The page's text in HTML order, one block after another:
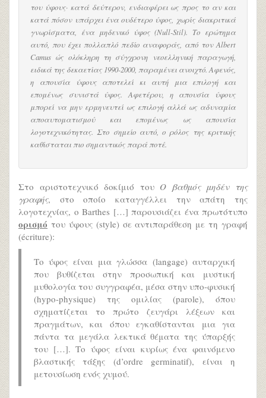
του ύφους· κατά δεύτερον, ενδιαφέρει ως προς το αν και
κατά πόσον υπάρχει ένα ουδέτερο ύφος, χωρίς διακριτικά
γνωρίσματα, ένα μηδενικό ύφος (Null-Stil). Το ερώτημα
αυτό, που έχει πολλαπλό πεδίο αναφοράς, από τον Albert
Camus ώς ολόκληρη τη σύγχρονη νεοελληνική παραγωγή,
ειδικά της δεκαετίας 1990-2000, παραμένει ανοιχτό. Αφενός,
η απουσία ύφους αποτελεί κι αυτή μια επιλογή και
επομένως συνιστά ύφος. Αφετέρου, η απουσία ύφους
μπορεί να μην ερμηνευτεί ως επιλογή αλλά ως αδυναμία
αποαυτοματισμού και επομένως ως απουσία
λογοτεχνικότητας. Στο σημείο αυτό, ο ρόλος της κριτικής
καθίσταται πιο σημαντικός παρά ποτέ.
Στο αριστοτεχνικό δοκίμιό του Ο βαθμός μηδέν της
γραφής, στο οποίο καταγγέλλει την απάτη της
λογοτεχνίας, ο Barthes […] παρουσιάζει ένα πρωτότυπο
ορισμό του ύφους (style) σε αντιπαράθεση με τη γραφή
(écriture):
Το ύφος είναι μια γλώσσα (langage) αυταρχική
που βυθίζεται στην προσωπική και μυστική
μυθολογία του συγγραφέα, μέσα στην υπο-φυσική
(hypo-physique) της ομιλίας (parole), όπου
σχηματίζεται το πρώτο ζευγάρι λέξεων και
πραγμάτων, και όπου εγκαθίστανται μια για
πάντα τα μεγάλα λεκτικά θέματα της ύπαρξής
του […]. Το ύφος είναι κυρίως ένα φαινόμενο
βλαστικής τάξης (d’ordre germinatif), είναι η
μετουσίωση ενός χυμού.